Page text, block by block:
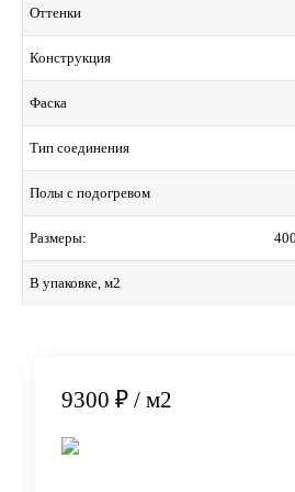
Оттенки
Конструкция
Фаска
Тип соединения
Полы с подогревом
Размеры:
В упаковке, м2
9300 ₽ / м2